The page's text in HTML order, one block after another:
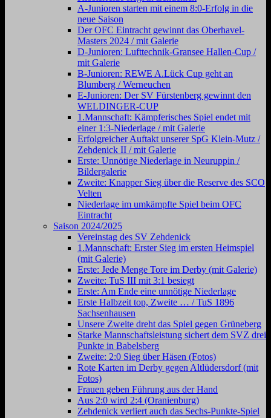
A-Junioren starten mit einem 8:0-Erfolg in die
neue Saison
Der OFC Eintracht gewinnt das Oberhavel-
Masters 2024 / mit Galerie
D-Junioren: Lufttechnik-Gransee Hallen-Cup /
mit Galerie
B-Junioren: REWE A.Lück Cup geht an
Blumberg / Werneuchen
E-Junioren: Der SV Fürstenberg gewinnt den
WELDINGER-CUP
1.Mannschaft: Kämpferisches Spiel endet mit
einer 1:3-Niederlage / mit Galerie
Erfolgreicher Auftakt unserer SpG Klein-Mutz /
Zehdenick II / mit Galerie
Erste: Unnötige Niederlage in Neuruppin /
Bildergalerie
Zweite: Knapper Sieg über die Reserve des SCO
Velten
Niederlage im umkämpfte Spiel beim OFC
Eintracht
Saison 2024/2025
Vereinstag des SV Zehdenick
1.Mannschaft: Erster Sieg im ersten Heimspiel
(mit Galerie)
Erste: Jede Menge Tore im Derby (mit Galerie)
Zweite: TuS III mit 3:1 besiegt
Erste: Am Ende eine unnötige Niederlage
Erste Halbzeit top, Zweite … / TuS 1896
Sachsenhausen
Unsere Zweite dreht das Spiel gegen Grüneberg
Starke Mannschaftsleistung sichert dem SVZ drei
Punkte in Babelsberg
Zweite: 2:0 Sieg über Häsen (Fotos)
Rote Karten im Derby gegen Altlüdersdorf (mit
Fotos)
Frauen geben Führung aus der Hand
Aus 2:0 wird 2:4 (Oranienburg)
Zehdenick verliert auch das Sechs-Punkte-Spiel